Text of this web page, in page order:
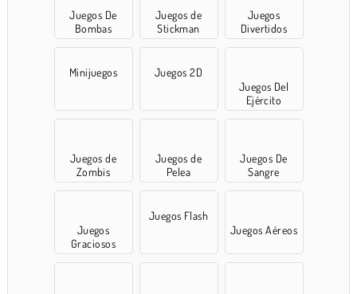
Juegos De
Bombas
Juegos de
Stickman
Juegos
Divertidos
Minijuegos
Juegos 2D
Juegos Del
Ejército
Juegos de
Zombis
Juegos de
Pelea
Juegos De
Sangre
Juegos
Graciosos
Juegos Flash
Juegos Aéreos